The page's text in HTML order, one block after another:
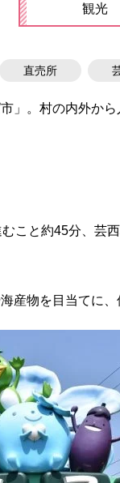
観光
直売所
」。村の内外か
こと約45分、芸
産物を目当てに